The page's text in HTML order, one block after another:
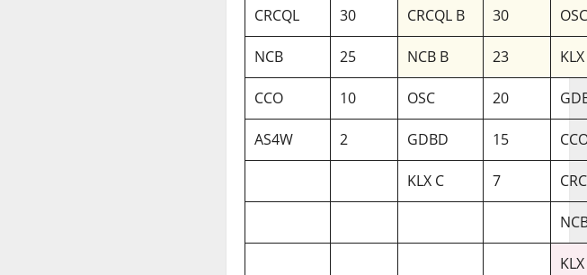
CRCQL 30 CRCQL B 30
NCB 25 NCB B 23
CCO 10 OSC 20
AS4W 2 GDBD 15
KLX C 7